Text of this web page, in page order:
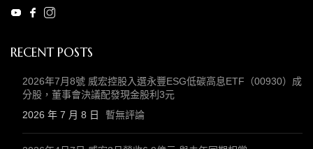
RECENT POSTS
2026年7月8號 威宏控股入選永豐ESG低碳高息ETF（00930）成
分股，董事會決議配發現金股利3元
2026 年 7 月 8 日
暫無評論